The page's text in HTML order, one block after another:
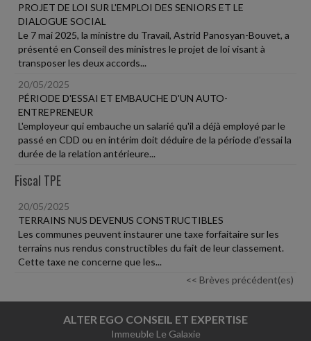
PROJET DE LOI SUR L'EMPLOI DES SENIORS ET LE
DIALOGUE SOCIAL
Le 7 mai 2025, la ministre du Travail, Astrid Panosyan-Bouvet, a
présenté en Conseil des ministres le projet de loi visant à
transposer les deux accords...
20/05/2025
PÉRIODE D'ESSAI ET EMBAUCHE D'UN AUTO-
ENTREPRENEUR
L'employeur qui embauche un salarié qu'il a déjà employé par le
passé en CDD ou en intérim doit déduire de la période d'essai la
durée de la relation antérieure...
Fiscal TPE
20/05/2025
TERRAINS NUS DEVENUS CONSTRUCTIBLES
Les communes peuvent instaurer une taxe forfaitaire sur les
terrains nus rendus constructibles du fait de leur classement.
Cette taxe ne concerne que les...
<< Brèves précédent(es)
ALTER EGO CONSEIL ET EXPERTISE
Immeuble Le Galaxie